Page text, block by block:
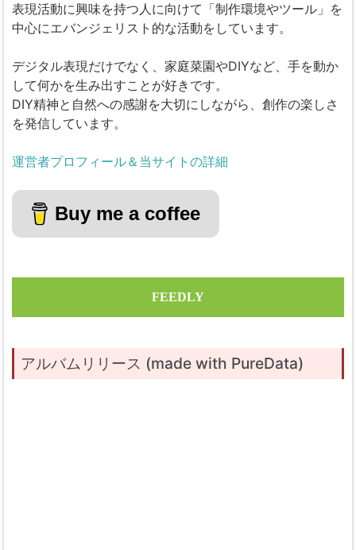
表現活動に興味を持つ人に向けて「制作環境やツール」を
中心にエバンジェリスト的な活動をしています。
デジタル表現だけでなく、家庭菜園やDIYなど、手を動か
して何かを生み出すことが好きです。
DIY精神と自然への感謝を大切にしながら、創作の楽しさ
を発信しています。
運営者プロフィール＆当サイトの詳細
Buy me a coffee
FEEDLY
アルバムリリース (made with PureData)